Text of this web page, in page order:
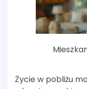
Życie w pobliżu